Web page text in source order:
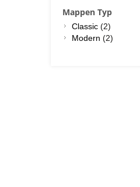
Mappen Typ
Classic (2)
Modern (2)